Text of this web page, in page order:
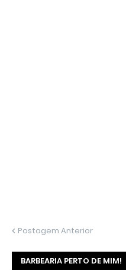
Postagem Anterior
BARBEARIA PERTO DE MIM!